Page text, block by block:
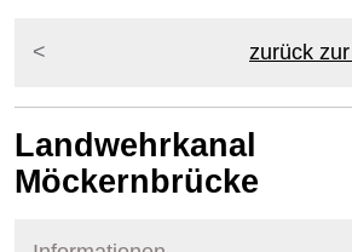
zurück
Möckernbrücke